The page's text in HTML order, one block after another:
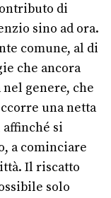
di
sino ad ora.
comune, al di
che ancora
genere, che
una netta
si
a cominciare
Il riscatto
solo